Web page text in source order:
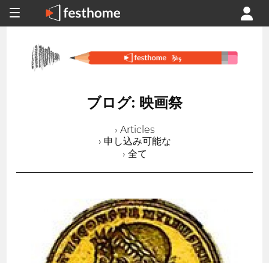
ブログ: 映画祭
› Articles
› 申し込み可能な
› 全て